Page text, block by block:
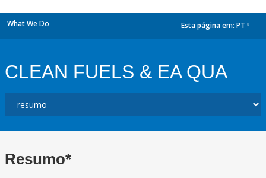
What We Do Esta página em: PT
CLEAN FUELS & EA QUA
Resumo*